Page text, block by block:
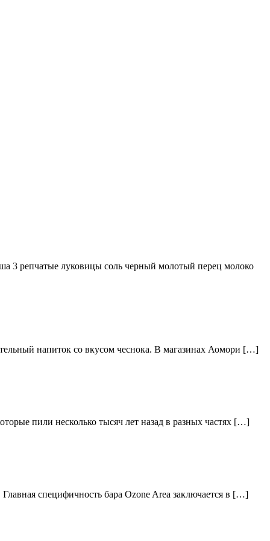
3 репчатые луковицы соль черный молотый перец молоко
напиток со вкусом чеснока. В магазинах Аомори […]
пили несколько тысяч лет назад в разных частях […]
специфичность бара Ozone Area заключается в […]